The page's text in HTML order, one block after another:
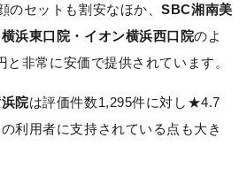
のセットも割安なほか、SBC湘南美
浜東口院・イオン横浜西口院のよ
と非常に安価で提供されています。
院は評価件数1,295件に対し★4.7
利用者に支持されている点も大き